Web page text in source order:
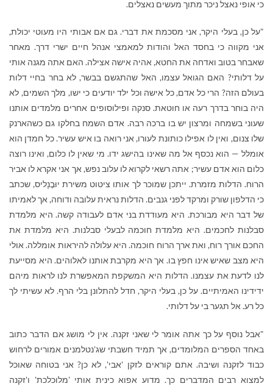
כי אופי נאצל ניכר מתוך מעשים נאצלים.
"על כן, בעלי היקר, אני מסכמת את דברי. גם אם אבותי היו מעוטי יכולת,
אני מקווה כי בחסד האל והודות למאמצי אנהל חיים ישרי דרך. מאחר
שאבחר בטוב ואדחה את החטא, אהיה אישה אצילה. האם אתה מגנה אותי
על דלותי? האם הגואל עצמו, האל שהתגשם בבשר, לא בחר בחיי דלות
בעולם הזה? הרי כל אדם, כל אישה וכל ילד יודעים כי ישו, מלך השמים, לא
היה בוחר בדרך רעה או חוטאת. סנקה ופילוסופים אחרים מלמדים אותנו
שעוני בשמחה ומרצון יש בו ברכה רבה. אדם השמח בחלקו גם כשהארנק
שלו צנום, ואין לו אפילו כותונת לעורו, אני רואה בו איש עשיר. כל חמדן הוא
אומלל — הוא נכסף אל מה שאינו בהישג ידו. מי שאין לו כלום, ואינו רוצה
כלום הוא אדם עשיר; אתה רשאי לקרוא לו עלוב נפש, אך אני אקרא לו אביר
הרוח. הדלות מזמרת. ייתכן שמוכר לך אותו ציטוט משירת יוּבֶנָליס, שכתב
כי הדלפון שורק ומרקד לפני גנבים. הדלות נראית עלובה ודוחה, אך לאמיתו
של דבר היא מבורכת. היא מעודדת בני אדם לעבודה קשה. היא מלמדת
סבלנות לחכמים. היא מלמדת חוכמה לבעלי סבלנות. היא מלמדת את
החכם אורך רוח, ואת ארך הרוח חוכמה. היא עלולה להיראות אומללה. אולי
היא מצב שאיש אינו חפץ בו. אך היא מקרבת אותנו לאלוהים. היא מסייעת
לנו לדעת את עצמנו. הדלות היא המשקפת המאפשרת לנו לראות מיהם
ידידינו האמיתיים. על כן, בעלי היקר, חדל להתלונן בלי הרף. לא עשיתי לך
כל רע. אל תגער בי על דלותי.
"אבל נוסף על כך אתה אומר לי שאני זקנה. אין לי מושג אם הדבר כתוב
באחד הספרים המלומדים, אך תמיד חשבתי שג'נטלמנים אמורים לרחוש
כבוד לזקנה ושיבה. אתם קוראים לזקן 'אבי', לא כן? אני בטוחה שאוכל
למצוא רבים המדברים כך. מדוע אפוא כינית אותי 'מלוכלכת' ו'זקנה